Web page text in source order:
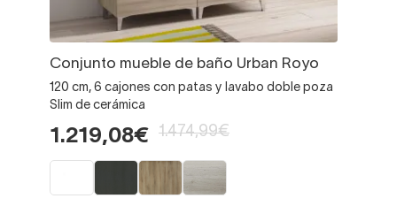
Conjunto mueble de baño Urban Royo
120 cm, 6 cajones con patas y lavabo doble poza
Slim de cerámica
1.219,08€ 1.474,99€